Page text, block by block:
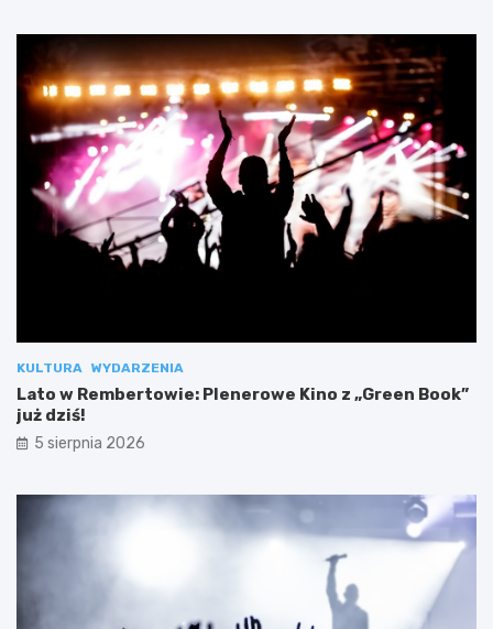
KULTURA WYDARZENIA
Lato w Rembertowie: Plenerowe Kino z „Green Book”
już dziś!
5 sierpnia 2026